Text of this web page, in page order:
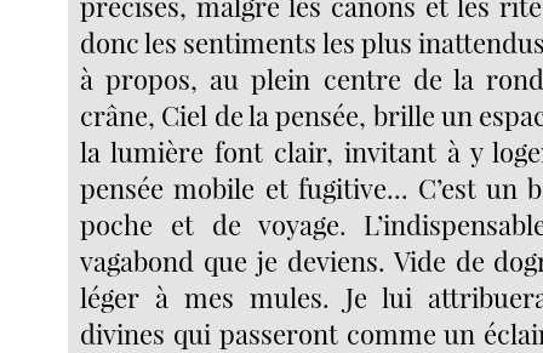
donc les sentiments les plus
à propos, au plein centre de la
crâne, Ciel de la pensée, brille un
la lumière font clair, invitant à y
pensée mobile et fugitive... C’est un
poche et de voyage.
vagabond que je deviens. Vide de
léger à mes mules. Je lui
divines qui passeront comme un